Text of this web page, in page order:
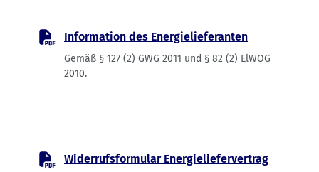
Information des Energielieferanten
Gemäß § 127 (2) GWG 2011 und § 82 (2) ElWOG
2010.
Widerrufsformular Energieliefervertrag